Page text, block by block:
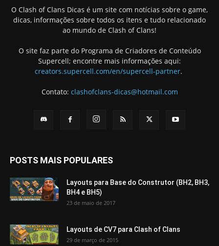
O Clash of Clans Dicas é um site com notícias sobre o game,
dicas, informações sobre todos os itens e tudo relacionado
ao mundo de Clash of Clans!
O site faz parte do Programa de Criadores de Conteúdo
Supercell; encontre mais informações aqui:
creators.supercell.com/en/supercell-partner.
Contato: clashofclans-dicas@hotmail.com
POSTS MAIS POPULARES
Layouts para Base do Construtor (BH2, BH3,
BH4 e BH5)
23 de maio de 2017
Layouts de CV7 para Clash of Clans
29 de março de 2015